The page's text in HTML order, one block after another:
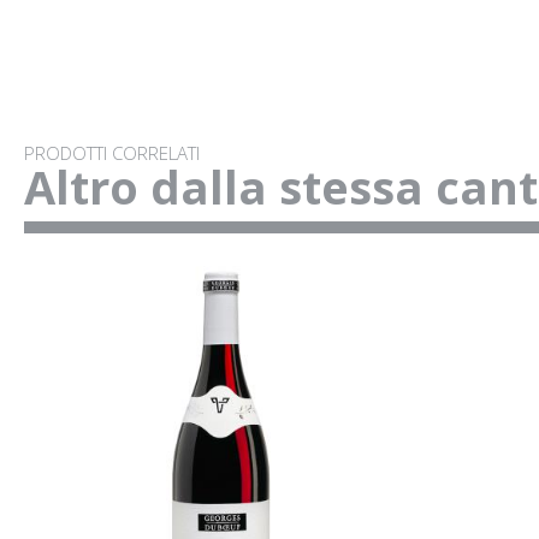
PRODOTTI CORRELATI
Altro dalla stessa